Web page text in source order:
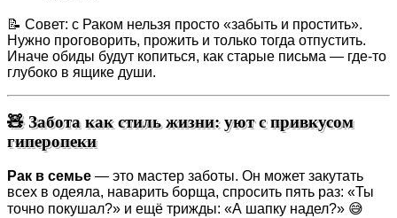
📝 Совет: с Раком нельзя просто «забыть и простить».
Нужно проговорить, прожить и только тогда отпустить.
Иначе обиды будут копиться, как старые письма — где-то
глубоко в ящике души.
🧸 Забота как стиль жизни: уют с привкусом
гиперопеки
Рак в семье — это мастер заботы. Он может закутать
всех в одеяла, наварить борща, спросить пять раз: «Ты
точно покушал?» и ещё трижды: «А шапку надел?» 😅